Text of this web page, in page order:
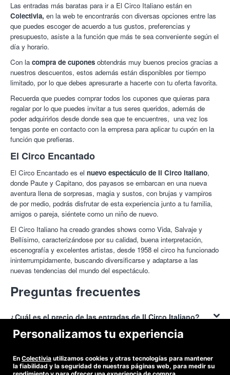
Las entradas más baratas para ir a El Circo Italiano están en
Colectivia, en la web te encontrarás con diversas opciones entre las
que puedes escoger de acuerdo a tus gustos, preferencias y
presupuesto, asiste a la función que más te sea conveniente según el
día y horario.
Con la compra de cupones obtendrás muy buenos precios gracias a
nuestros descuentos, estos además están disponibles por tiempo
limitado, por lo que debes apresurarte a hacerte con tu oferta favorita.
Recuerda que puedes comprar todos los cupones que quieras para
regalar por lo que puedes invitar a tus seres queridos, además de
poder adquirirlos desde donde sea que te encuentres, una vez los
tengas ponte en contacto con la empresa para aplicar tu cupón en la
función que prefieras.
El Circo Encantado
El Circo Encantado es el nuevo espectáculo de Il Circo Italiano,
donde Paute y Capitano, dos payasos se embarcan en una nueva
aventura llena de sorpresas, magia y sustos, con brujas y vampiros
de por medio, podrás disfrutar de esta experiencia junto a tu familia,
amigos o pareja, siéntete como un niño de nuevo.
El Circo Italiano ha creado grandes shows como Vida, Salvaje y
Bellísimo, caracterizándose por su calidad, buena interpretación,
escenografía y excelentes artistas, desde 1958 el circo ha funcionado
ininterrumpidamente, buscando diversificarse y adaptarse a las
nuevas tendencias del mundo del espectáculo.
Preguntas frecuentes
¿Cuál es el precio de las entradas de Il Circo Italiano?
entradas para Il Circo Italiano
en el debut pagarás tan solo 10 €, es decir, obtendrás undescuento
del 30 %.
Lleida?
Personalizamos tu experiencia
En Colectivia utilizamos cookies y otras tecnologías para mantener
la fiabilidad y la seguridad de nuestras páginas web, para medir su